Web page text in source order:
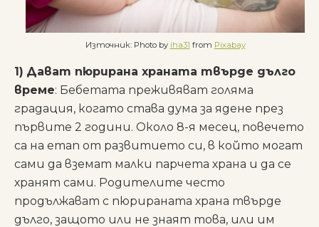
Източник: Photo by iha31 from Pixabay
1) Дават пюрирана храната твърде дълго
време: Бебетата преживяват голяма
градация, когато става дума за ядене през
първите 2 години. Около 8-я месец, повечето
са на етап от развитието си, в който могат
сами да вземат малки парчета храна и да се
хранят сами. Родителите често
продължават с пюрираната храна твърде
дълго, защото или не знаят това, или им